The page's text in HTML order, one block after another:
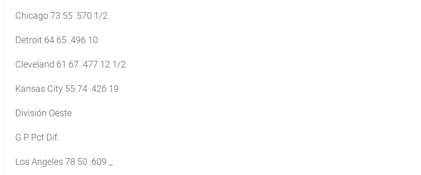
Chicago 73 55 .570 1/2
Detroit 64 65 .496 10
Cleveland 61 67 .477 12 1/2
Kansas City 55 74 .426 19
División Oeste
G P Pct Dif.
Los Angeles 78 50 .609 _